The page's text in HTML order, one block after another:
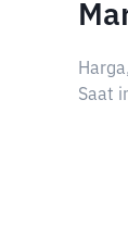
Saat